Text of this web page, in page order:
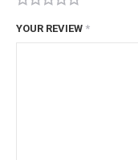
YOUR REVIEW *